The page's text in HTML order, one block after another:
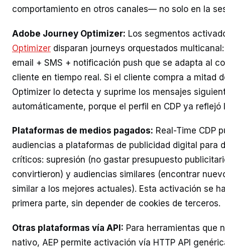
comportamiento en otros canales— no solo en la
Adobe Journey Optimizer: Los segmentos
Optimizer disparan journeys orquestados
email + SMS + notificación push que se adapta al
cliente en tiempo real. Si el cliente compra a mitad
Optimizer lo detecta y suprime los mensajes
automáticamente, porque el perfil en CDP ya reflejó
Plataformas de medios pagados: Real-Time CDP
audiencias a plataformas de publicidad digital para
críticos: supresión (no gastar presupuesto
convirtieron) y audiencias similares (encontrar
similar a los mejores actuales). Esta activación se
primera parte, sin depender de cookies de terceros.
Otras plataformas vía API: Para herramientas que
nativo, AEP permite activación vía HTTP API